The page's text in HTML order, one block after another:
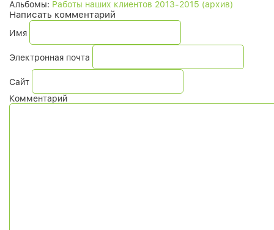
Альбомы: Работы наших клиентов 2013-2015 (архив)
Написать комментарий
Имя
Электронная почта
Сайт
Комментарий